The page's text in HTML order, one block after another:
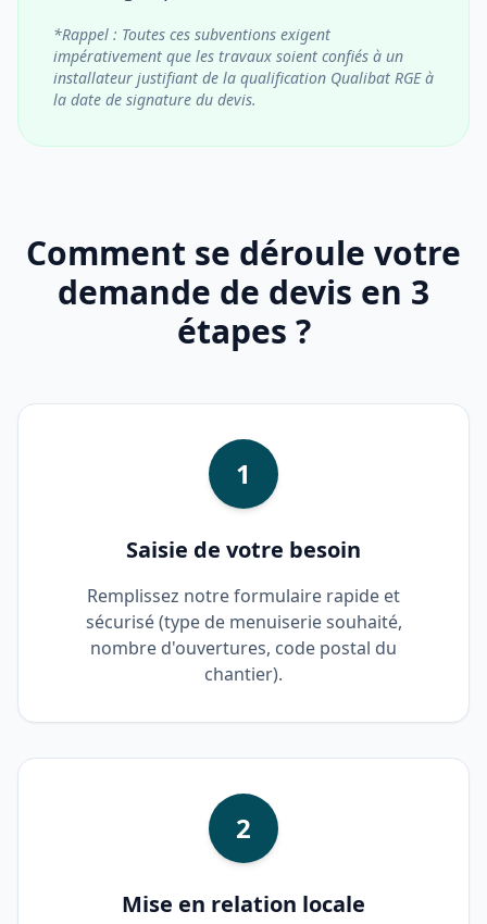
*Rappel : Toutes ces subventions exigent
impérativement que les travaux soient confiés à un
installateur justifiant de la qualification Qualibat RGE à
la date de signature du devis.
Comment se déroule votre
demande de devis en 3
étapes ?
1
Saisie de votre besoin
Remplissez notre formulaire rapide et
sécurisé (type de menuiserie souhaité,
nombre d'ouvertures, code postal du
chantier).
2
Mise en relation locale